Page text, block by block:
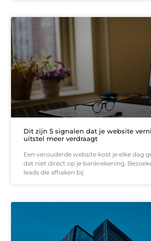
Dit zijn 5 signalen dat je website
uitstel meer verdraagt
Een verouderde website kost je elke dag
dat niet direct op je bankrekening.
leads die afhaken bij